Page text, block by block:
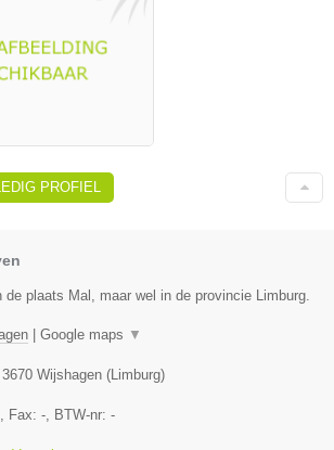
PROFIEL
de plaats Mal, maar wel in de provincie Limburg.
Google maps ▼
3670 Wijshagen ( Limburg)
, Fax: - , BTW-nr: -